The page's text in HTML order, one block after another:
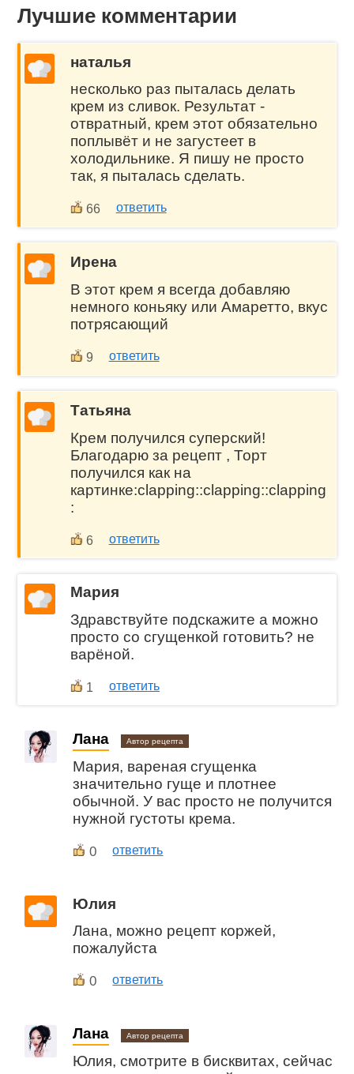
Лучшие комментарии
наталья
несколько раз пыталась делать
крем из сливок. Результат -
отвратный, крем этот обязательно
поплывёт и не загустеет в
холодильнике. Я пишу не просто
так, я пыталась сделать.
66 ответить
Ирена
В этот крем я всегда добавляю
немного коньяку или Амаретто, вкус
потрясающий
9 ответить
Татьяна
Крем получился суперский!
Благодарю за рецепт , Торт
получился как на
картинке:clapping::clapping::clapping
:
6 ответить
Мария
Здравствуйте подскажите а можно
просто со сгущенкой готовить? не
варёной.
1 ответить
Лана Автор рецепта
Мария, вареная сгущенка
значительно гуще и плотнее
обычной. У вас просто не получится
нужной густоты крема.
0 ответить
Юлия
Лана, можно рецепт коржей,
пожалуйста
0 ответить
Лана Автор рецепта
Юлия, смотрите в бисквитах, сейчас